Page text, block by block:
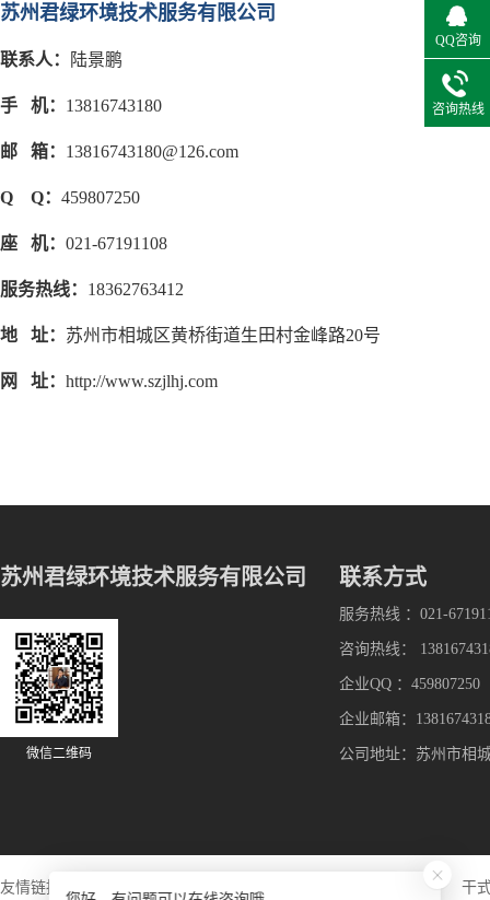
苏州君绿环境技术服务有限公司
联系人： 陆景鹏
手 机： 13816743180
邮 箱： 13816743180@126.com
Q Q： 459807250
座 机： 021-67191108
服务热线： 18362763412
地 址： 苏州市相城区黄桥街道生田村金峰路20号
网 址： http://www.szjlhj.com
苏州君绿环境技术服务有限公司
微信二维码
联系方式
服务热线 ：021-
咨询热线：
企业QQ ：459807250
企业邮箱：
公司地址：苏州市相
友情链接： 干
QQ咨询
咨询热线